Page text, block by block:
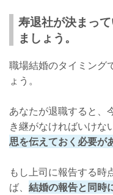
寿退社が決まっ
ましょう。
職場結婚のタイミング
ょう。
あなたが退職すると、
き継がなければいけな
思を伝えておく必要が
もし上司に報告する時
ば、 結婚の報告と同時